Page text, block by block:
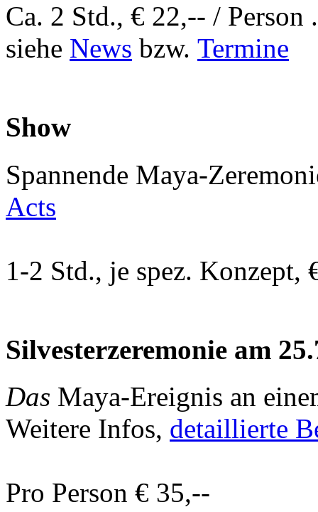
Ca. 2 Std., € 22,-- /
siehe News bzw. Termine
Show
Spannende Maya-
Acts
1-2 Std., je spez. Konzept,
Silvesterzeremonie am
Das Maya-Ereignis an
Weitere Infos, detaillierte
Pro Person € 35,--